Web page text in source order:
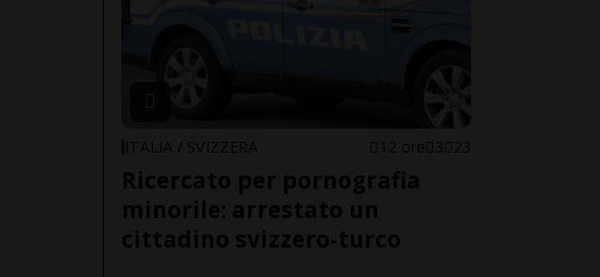
ITALIA / SVIZZERA 12 ore 3 23
Ricercato per pornografia
minorile: arrestato un
cittadino svizzero-turco